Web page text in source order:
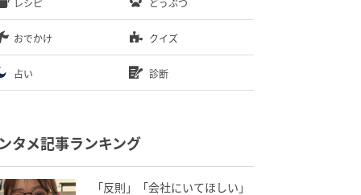
レシピ どうぶつ
おでかけ クイズ
占い 診断
タメ記事ランキング
「反則」「会社にいてほしい」